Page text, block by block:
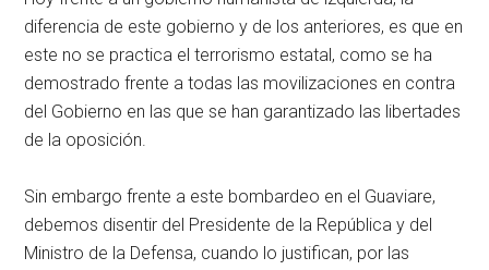
diferencia de este gobierno y de los anteriores, es que en
este no se practica el terrorismo estatal, como se ha
demostrado frente a todas las movilizaciones en contra
del Gobierno en las que se han garantizado las libertades
de la oposición.
Sin embargo frente a este bombardeo en el Guaviare,
debemos disentir del Presidente de la República y del
Ministro de la Defensa, cuando lo justifican, por las